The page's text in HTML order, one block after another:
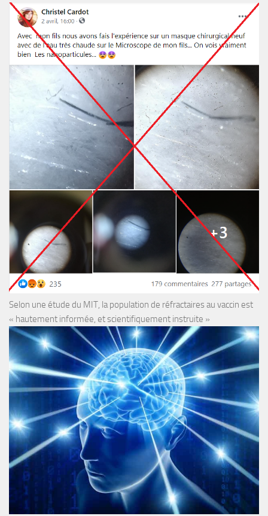
Selon une étude du MIT, la population de réfractaires au vaccin est
« hautement informée, et scientifiquement instruite »